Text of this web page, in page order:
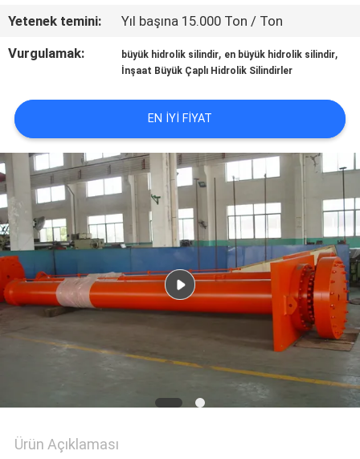
KONTROLÜ
BIZIMLE
İLETIŞIM
BIR
İNDIRIM
İSTE
SITE
HARITASI
GIZLILIK
POLITIKASI
Yetenek temini:
Yıl başına 15.000 Ton / Ton
Vurgulamak:
büyük hidrolik silindir, en büyük hidrolik silindir,
İnşaat Büyük Çaplı Hidrolik Silindirler
EN IYI FIYAT
Ürün Açıklaması